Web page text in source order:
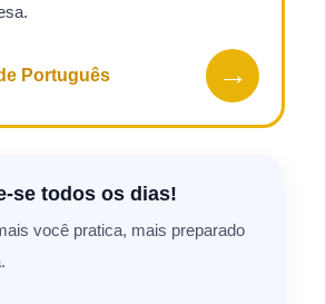
Português →
se todos os dias!
você pratica, mais preparado